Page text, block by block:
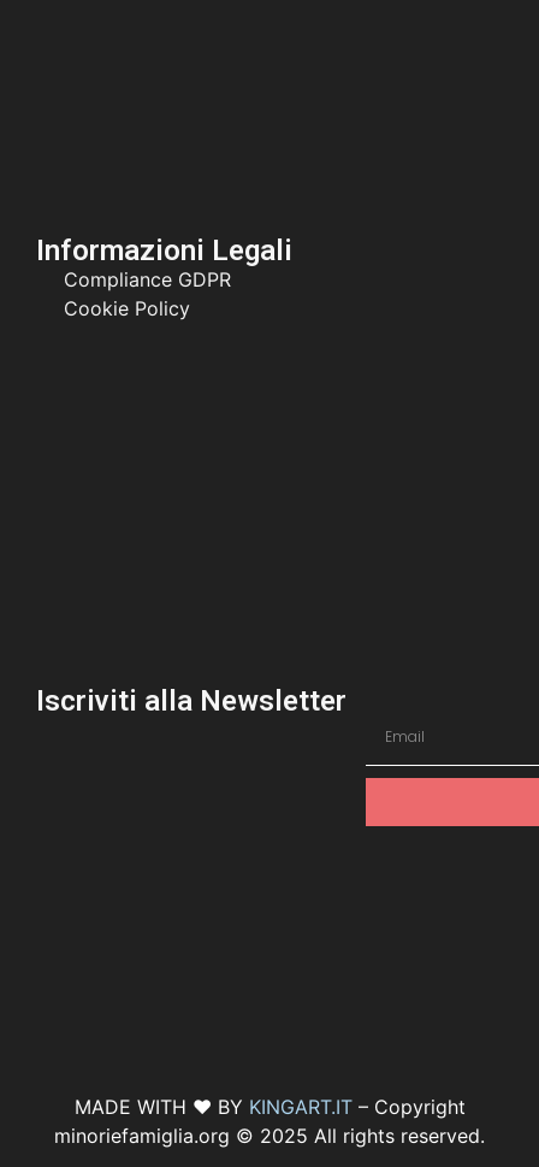
Informazioni Legali
Compliance GDPR
Cookie Policy
Iscriviti alla Newsletter
MADE WITH ♥ BY KINGART.IT– Copyright
minoriefamiglia.org © 2025 All rights reserved.